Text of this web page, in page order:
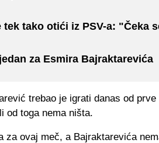
tako otići iz PSV-a: "Čeka
za Esmira Bajraktarevića
trebao je igrati danas od prve
od toga nema ništa.
za ovaj meč, a Bajraktarevića